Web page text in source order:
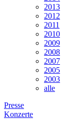
2013
2012
2011
2010
2009
2008
2007
2005
2003
alle
Presse
Konzerte